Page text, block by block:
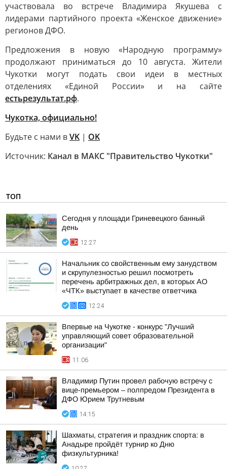
участвовала во встрече Владимира Якушева с
лидерами партийного проекта «Женское движение»
регионов ДФО.
Предложения в новую «Народную программу»
продолжают приниматься до 10 августа. Жители
Чукотки могут подать свои идеи в местных
отделениях «Единой России» и на сайте
естьрезультат.рф.
Чукотка, официально!
Будьте с нами вVK | OK
Источник: Канал в МАКС "Правительство Чукотки"
ТОП
Сегодня у площади Гриневецкого банный
день
12:27
Начальник со свойственным ему занудством
и скрупулезностью решил посмотреть
перечень арбитражных дел, в которых АО
«ЧТК» выступает в качестве ответчика
12:24
Впервые на Чукотке - конкурс "Лучший
управляющий совет образовательной
организации"
11:06
Владимир Путин провел рабочую встречу с
вице-премьером – полпредом Президента в
ДФО Юрием Трутневым
14:15
Шахматы, стратегия и праздник спорта: в
Анадыре пройдёт турнир ко Дню
физкультурника!